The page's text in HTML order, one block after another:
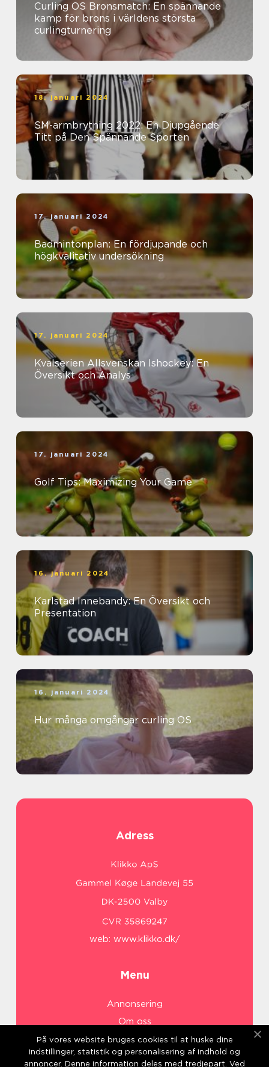
Curling OS Bronsmatch: En spännande
kamp för brons i världens största
curlingturnering
18. januari 2024
SM-armbrytning 2022: En Djupgående
Titt på Den Spännande Sporten
17. januari 2024
Badmintonplan: En fördjupande och
högkvalitativ undersökning
17. januari 2024
Kvalserien Allsvenskan Ishockey: En
Översikt och Analys
17. januari 2024
Golf Tips: Maximizing Your Game
16. januari 2024
Karlstad Innebandy: En Översikt och
Presentation
16. januari 2024
Hur många omgångar curling OS
Adress
web: www.klikko.dk/
Menu
Annonsering
Om oss
Cookies
Kontakta oss
På vores website bruges cookies til at huske dine
indstillinger, statistik og personalisering af indhold og
annoncer. Denne information deles med tredjepart. Ved